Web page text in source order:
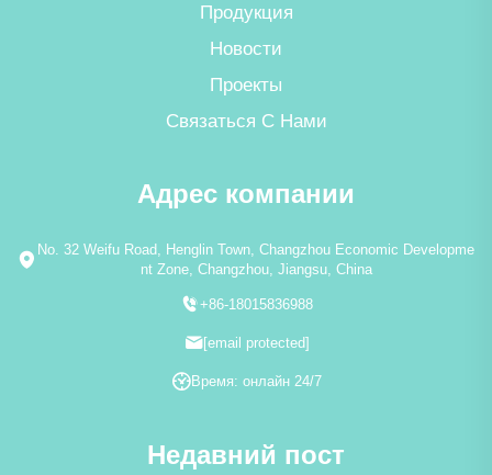
Продукция
Новости
Проекты
Связаться С Нами
Адрес компании
No. 32 Weifu Road, Henglin Town, Changzhou Economic Developme
nt Zone, Changzhou, Jiangsu, China
+86-18015836988
[email protected]
Время: онлайн 24/7
Недавний пост